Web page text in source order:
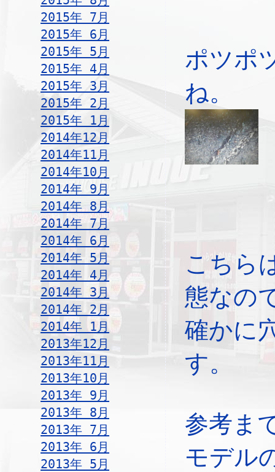
2015年 7月
2015年 6月
2015年 5月
2015年 4月
2015年 3月
2015年 2月
2015年 1月
2014年12月
2014年11月
2014年10月
2014年 9月
2014年 8月
2014年 7月
2014年 6月
2014年 5月
2014年 4月
2014年 3月
2014年 2月
2014年 1月
2013年12月
2013年11月
2013年10月
2013年 9月
2013年 8月
2013年 7月
2013年 6月
2013年 5月
ポツポ
ね。
こちら
態なの
確かに
す。
参考ま
モデル